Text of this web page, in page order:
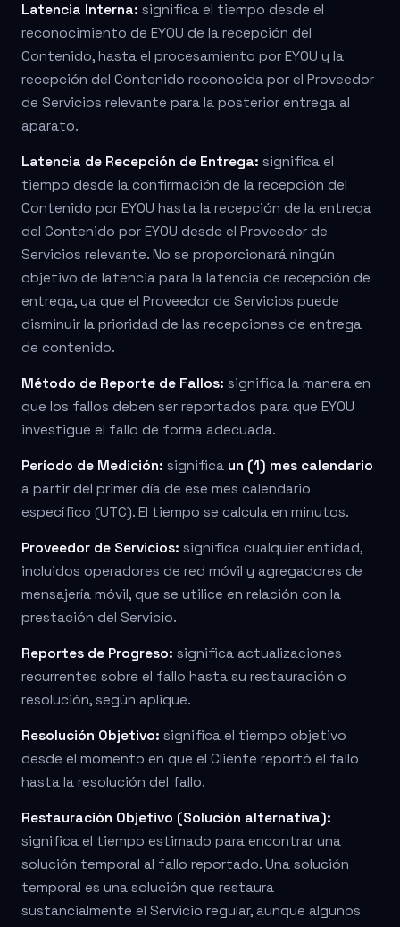
Latencia Interna: significa el tiempo desde el
reconocimiento de EYOU de la recepción del
Contenido, hasta el procesamiento por EYOU y la
recepción del Contenido reconocida por el Proveedor
de Servicios relevante para la posterior entrega al
aparato.
Latencia de Recepción de Entrega: significa el
tiempo desde la confirmación de la recepción del
Contenido por EYOU hasta la recepción de la entrega
del Contenido por EYOU desde el Proveedor de
Servicios relevante. No se proporcionará ningún
objetivo de latencia para la latencia de recepción de
entrega, ya que el Proveedor de Servicios puede
disminuir la prioridad de las recepciones de entrega
de contenido.
Método de Reporte de Fallos: significa la manera en
que los fallos deben ser reportados para que EYOU
investigue el fallo de forma adecuada.
Período de Medición: significa un (1) mes calendario
a partir del primer día de ese mes calendario
específico (UTC). El tiempo se calcula en minutos.
Proveedor de Servicios: significa cualquier entidad,
incluidos operadores de red móvil y agregadores de
mensajería móvil, que se utilice en relación con la
prestación del Servicio.
Reportes de Progreso: significa actualizaciones
recurrentes sobre el fallo hasta su restauración o
resolución, según aplique.
Resolución Objetivo: significa el tiempo objetivo
desde el momento en que el Cliente reportó el fallo
hasta la resolución del fallo.
Restauración Objetivo (Solución alternativa):
significa el tiempo estimado para encontrar una
solución temporal al fallo reportado. Una solución
temporal es una solución que restaura
sustancialmente el Servicio regular, aunque algunos